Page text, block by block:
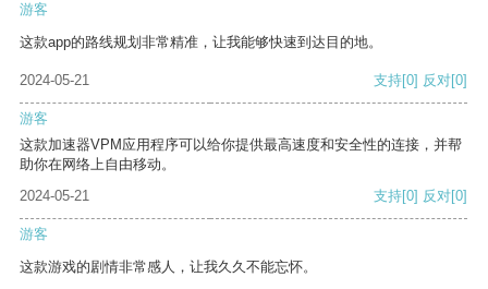
游客
这款app的路线规划非常精准，让我能够快速到达目的地。
2024-05-21 支持[0] 反对[0]
游客
这款加速器VPM应用程序可以给你提供最高速度和安全性的连接，并帮
助你在网络上自由移动。
2024-05-21
支持[0] 反对[0]
游客
这款游戏的剧情非常感人，让我久久不能忘怀。